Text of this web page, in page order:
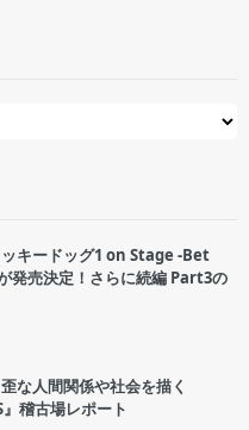
ッキードッグ1 on Stage -Bet
発売決定！さらに続編 Part3の
歪な人間関係や社会を描く
』稽古場レポート